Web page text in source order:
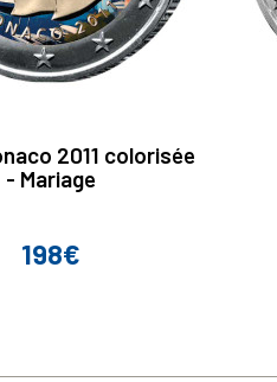
2011 colorisée
- Mariage
Prix
198€